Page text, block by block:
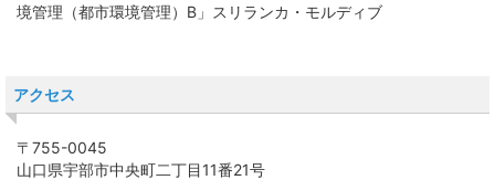
境管理（都市環境管理）B」スリランカ・モルディブ
アクセス
〒755-0045
山口県宇部市中央町二丁目11番21号